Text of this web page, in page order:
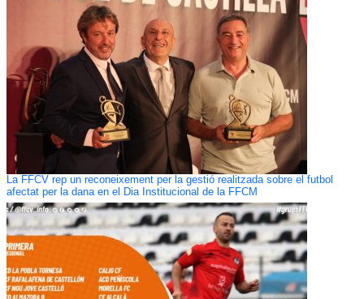
La FFCV rep un reconeixement per la gestió realitzada sobre el futbol
afectat per la dana en el Dia Institucional de la FFCM